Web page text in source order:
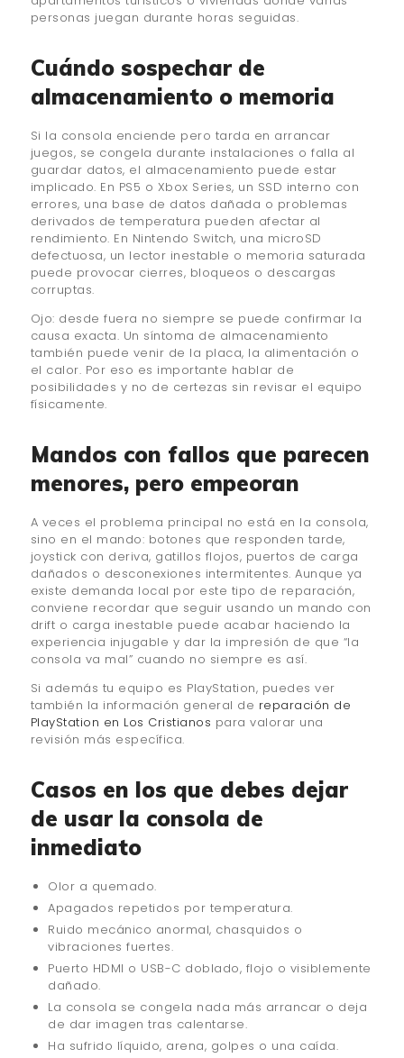
personas juegan durante horas seguidas.
Cuándo sospechar de
almacenamiento o memoria
Si la consola enciende pero tarda en arrancar
juegos, se congela durante instalaciones o falla al
guardar datos, el almacenamiento puede estar
implicado. En PS5 o Xbox Series, un SSD interno con
errores, una base de datos dañada o problemas
derivados de temperatura pueden afectar al
rendimiento. En Nintendo Switch, una microSD
defectuosa, un lector inestable o memoria saturada
puede provocar cierres, bloqueos o descargas
corruptas.
Ojo: desde fuera no siempre se puede confirmar la
causa exacta. Un síntoma de almacenamiento
también puede venir de la placa, la alimentación o
el calor. Por eso es importante hablar de
posibilidades y no de certezas sin revisar el equipo
físicamente.
Mandos con fallos que parecen
menores, pero empeoran
A veces el problema principal no está en la consola,
sino en el mando: botones que responden tarde,
joystick con deriva, gatillos flojos, puertos de carga
dañados o desconexiones intermitentes. Aunque ya
existe demanda local por este tipo de reparación,
conviene recordar que seguir usando un mando con
drift o carga inestable puede acabar haciendo la
experiencia injugable y dar la impresión de que “la
consola va mal” cuando no siempre es así.
Si además tu equipo es PlayStation, puedes ver
también la información general de reparación de
PlayStation en Los Cristianos para valorar una
revisión más específica.
Casos en los que debes dejar
de usar la consola de
inmediato
Olor a quemado.
Apagados repetidos por temperatura.
Ruido mecánico anormal, chasquidos o
vibraciones fuertes.
Puerto HDMI o USB-C doblado, flojo o visiblemente
dañado.
La consola se congela nada más arrancar o deja
de dar imagen tras calentarse.
Ha sufrido líquido, arena, golpes o una caída.